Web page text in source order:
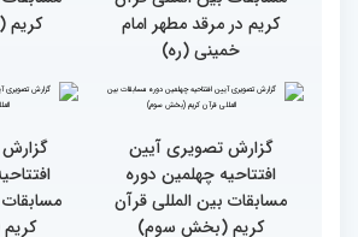
حضور متسابقین از 11 کشور
در اولین روز مسابقات
بین‌المللی قرآن
گزارش تصویری حضور